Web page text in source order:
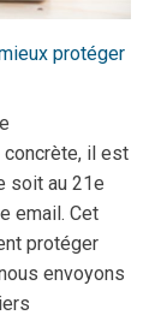
protéger
concrète, il est
soit au 21e
email. Cet
protéger
envoyons